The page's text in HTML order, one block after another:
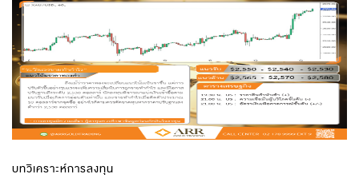
บทวิเคราะห์การลงทุน